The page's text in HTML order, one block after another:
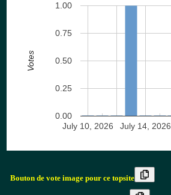
July 10, 2026 July 14, 2026
0.00
0.25
0.50
0.75
1.00
Votes
Bouton de vote image pour ce topsite